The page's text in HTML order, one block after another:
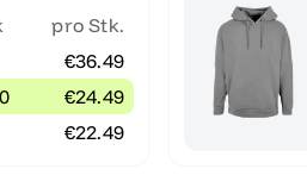
pro Stk.
€36.49
€24.49
€22.49